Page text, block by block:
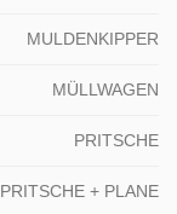
MULDENKIPPER
MÜLLWAGEN
PRITSCHE
PRITSCHE + PLANE